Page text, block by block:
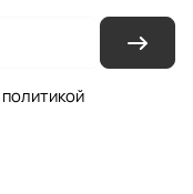
политикой